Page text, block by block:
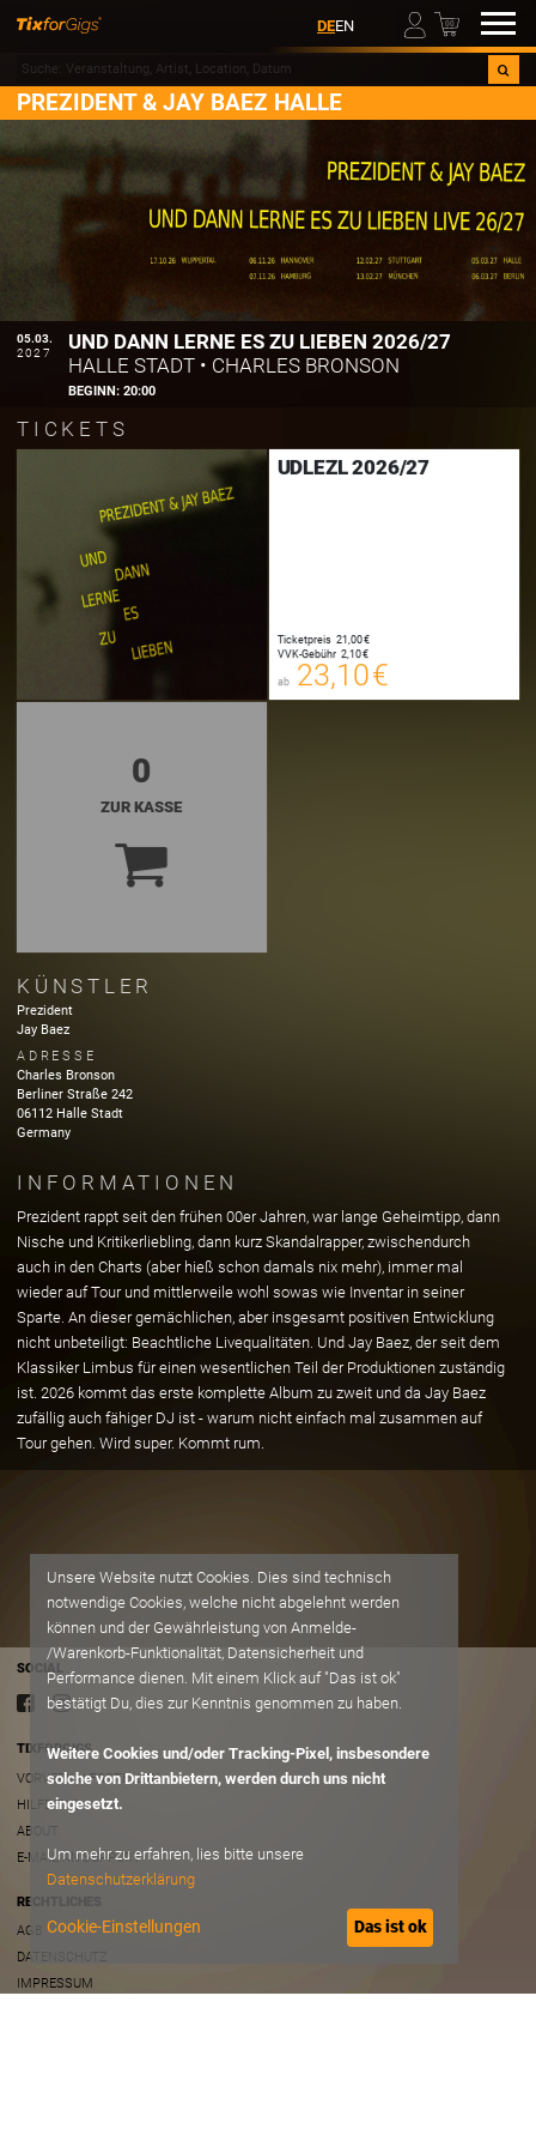
DEEN 00
PREZIDENT & JAY BAEZ HALLE
05.03.
2027
UND DANN LERNE ES ZU LIEBEN 2026/27
HALLE STADT • CHARLES BRONSON
BEGINN:20:00
TICKETS
UDLEZL 2026/27
Ticketpreis 21,00 €
VVK-Gebühr 2,10 €
ab 23,10 €
00
0
ZUR KASSE
KÜNSTLER
Prezident
Jay Baez
ADRESSE
Charles Bronson
Berliner Straße 242
06112 Halle Stadt
Germany
INFORMATIONEN
Prezident rappt seit den frühen 00er Jahren, war lange Geheimtipp, dann
Nische und Kritikerliebling, dann kurz Skandalrapper, zwischendurch
auch in den Charts (aber hieß schon damals nix mehr), immer mal
wieder auf Tour und mittlerweile wohl sowas wie Inventar in seiner
Sparte. An dieser gemächlichen, aber insgesamt positiven Entwicklung
nicht unbeteiligt: Beachtliche Livequalitäten. Und Jay Baez, der seit dem
Klassiker Limbus für einen wesentlichen Teil der Produktionen zuständig
ist. 2026 kommt das erste komplette Album zu zweit und da Jay Baez
zufällig auch fähiger DJ ist - warum nicht einfach mal zusammen auf
Tour gehen. Wird super. Kommt rum.
SOCIAL
TIXFORGIGS
VORVERKAUFSSTELLEN
HILFE/FAQ
ABOUT
E-MAIL AN SUPPORT
RECHTLICHES
AGB
DATENSCHUTZ
IMPRESSUM
Unsere Website nutzt Cookies. Dies sind technisch
notwendige Cookies, welche nicht abgelehnt werden
können und der Gewährleistung von Anmelde-
/Warenkorb-Funktionalität, Datensicherheit und
Performance dienen. Mit einem Klick auf "Das ist ok"
bestätigt Du, dies zur Kenntnis genommen zu haben.
Weitere Cookies und/oder Tracking-Pixel, insbesondere
solche von Drittanbietern, werden durch uns nicht
eingesetzt.
Um mehr zu erfahren, lies bitte unsere
Datenschutzerklärung
Cookie-Einstellungen Das ist ok